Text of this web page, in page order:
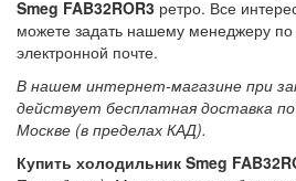
Smeg FAB32ROR3 ретро. Все
можете задать нашему менеджеру
электронной почте.
В нашем интернет-магазине при
действует бесплатная доставка
Москве (в пределах КАД).
Купить холодильник Smeg